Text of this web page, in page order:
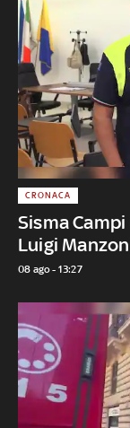
Sisma
Luigi
CRONACA
08 ago - 13:27